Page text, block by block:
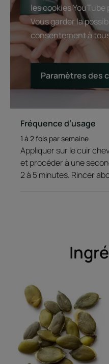
Avantage de la texture
Mousse fine et onctueuse.
Senteur du contenu
Parfum frais acidulé aux huiles
les cookies
Vous garder la
consentement à
Paramètres des
Fréquence d’usage
1 à 2 fois par semaine
Appliquer sur le cuir
et procéder à une
2 à 5 minutes. Rincer